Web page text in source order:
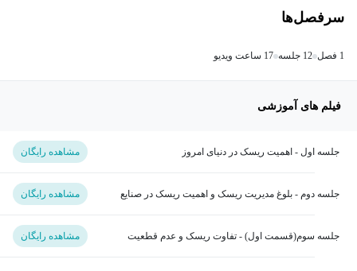
سرفصل‌ها
1 فصل 12 جلسه 17 ساعت ویدیو
فیلم های آموزشی
جلسه اول - اهمیت ریسک در دنیای امروز مشاهده رایگان
جلسه دوم - بلوغ مدیریت ریسک و اهمیت ریسک در صنایع
مشاهده رایگان
جلسه سوم(قسمت اول) - تفاوت ریسک و عدم قطعیت مشاهده رایگان